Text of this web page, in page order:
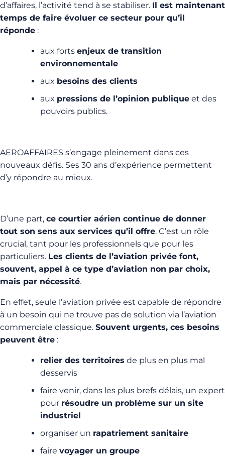
d’affaires, l’activité tend à se stabiliser. Il est maintenant
temps de faire évoluer ce secteur pour qu’il
réponde :
aux forts enjeux de transition
environnementale
aux besoins des clients
aux pressions de l’opinion publique et des
pouvoirs publics.
AEROAFFAIRES s’engage pleinement dans ces
nouveaux défis. Ses 30 ans d’expérience permettent
d’y répondre au mieux.
D’une part, ce courtier aérien continue de donner
tout son sens aux services qu’il offre. C’est un rôle
crucial, tant pour les professionnels que pour les
particuliers. Les clients de l’aviation privée font,
souvent, appel à ce type d’aviation non par choix,
mais par nécessité.
En effet, seule l’aviation privée est capable de répondre
à un besoin qui ne trouve pas de solution via l’aviation
commerciale classique. Souvent urgents, ces besoins
peuvent être :
relier des territoires de plus en plus mal
desservis
faire venir, dans les plus brefs délais, un expert
pour résoudre un problème sur un site
industriel
organiser un rapatriement sanitaire
faire voyager un groupe